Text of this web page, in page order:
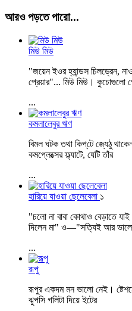
আরও পড়তে পারো...
মিউ মিউ
"জয়েন ইওর হ্যান্ডস চিলড্রেন,
প্রেয়ার"... মিউ মিউ। কুচোগুলো
...
কমলালেবুর ঋণ
বিমল ঘটক তথা কিপ্‌টে জ্যেঠু
কমপ্লেক্সের ফ্ল্যাটে, যেটি তাঁর
...
হারিয়ে যাওয়া ছেলেবেলা ১
"চলো না বাবা কোথাও বেড়াতে
দিলেন মা" ও—"সত্যিই আর
...
রূপু
রূপুর একদম মন ভালো নেই।
ঝুপসি গলিটা দিয়ে ইটের